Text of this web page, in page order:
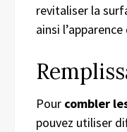
revitaliser la
ainsi
Pour combler
pouvez utiliser